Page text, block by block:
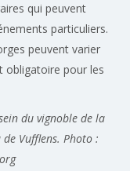
qui peuvent
particuliers.
peuvent varier
obligatoire pour les
du vignoble de la
Vufflens. Photo :